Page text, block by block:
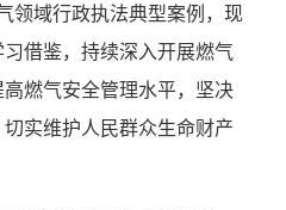
领域行政执法典型案例，现
借鉴，持续深入开展燃气
高燃气安全管理水平，坚决
实维护人民群众生命财产